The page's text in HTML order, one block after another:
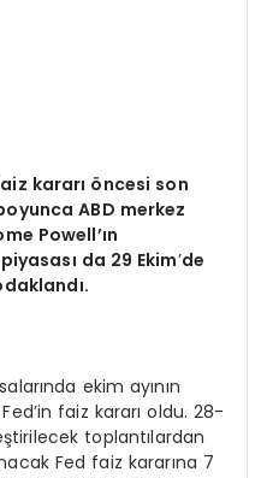
kararı öncesi son
ABD merkez
Powell’ın
da 29 Ekim’de
ekim ayının
faiz kararı oldu. 28-
toplantılardan
Fed faiz kararına 7